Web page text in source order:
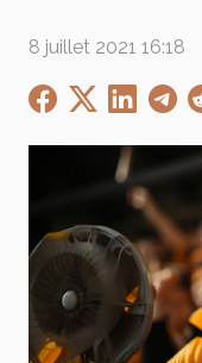
8 juillet 2021 16:18